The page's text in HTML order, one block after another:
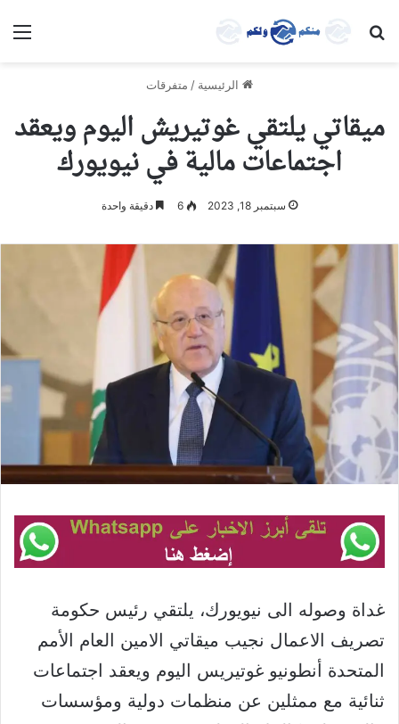
بحث عن
الرئيسية / متفرقات
ميقاتي يلتقي غوتيريش اليوم ويعقد
اجتماعات مالية في نيويورك
سبتمبر 18, 2023 6 دقيقة واحدة
غداة وصوله الى نيويورك، يلتقي رئيس حكومة
تصريف الاعمال نجيب ميقاتي الامين العام الأمم
المتحدة أنطونيو غوتيريس اليوم ويعقد اجتماعات
ثنائية مع ممثلين عن منظمات دولية ومؤسسات